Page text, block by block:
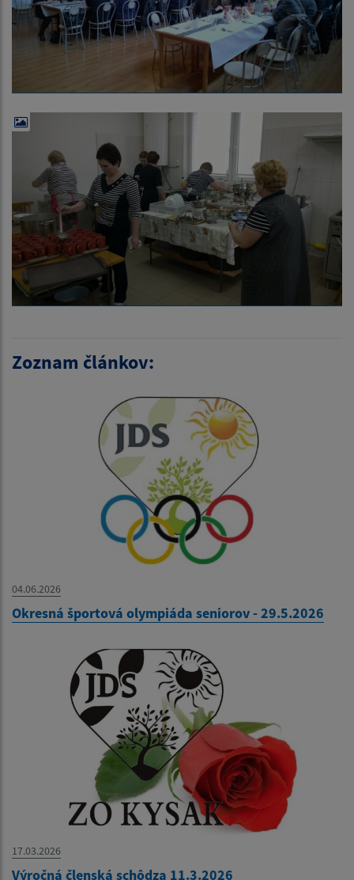
Zoznam článkov:
04.06.2026
Okresná športová olympiáda seniorov - 29.5.2026
17.03.2026
Výročná členská schôdza 11.3.2026